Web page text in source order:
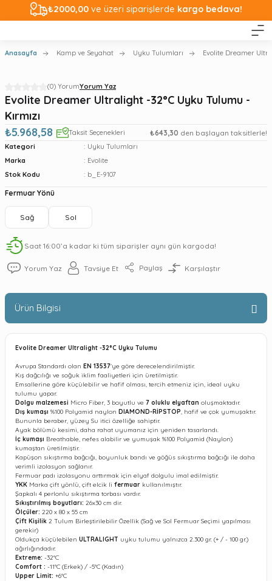
₺2000,00 ve üzeri siparişlerde kargo bedava!
Anasayfa Kamp ve Seyahat Uyku Tulumları Evolite Dreamer
(0) YorumYorum Yaz
Evolite Dreamer Ultralight -32°C Uyku Tulumu -
Kırmızı
₺5.968,58
Taksit Seçenekleri ₺643,30 den başlayan taksitlerle!
Kategori
Uyku Tulumları
Marka
Evolite
Stok Kodu
b_E-9107
Fermuar Yönü
Sağ Sol
Saat 16:00’a kadar ki tüm siparişler aynı gün kargoda!
Yorum Yaz Tavsiye Et Paylaş Karşılaştır
Ürün Bilgisi
Evolite Dreamer Ultralight -32°C Uyku Tulumu
Avrupa Standardı olan EN 13537'ye göre derecelendirilmiştir.
Kış dağcılığı ve soğuk iklim faaliyetleri için üretilmiştir.
Emsallerine göre küçülebilir ve hafif olması, tercih etmeniz için, ideal uyku
tulumu yapar.
Dolgu malzemesi Micro Fiber, 3 boyutlu ve 7 oluklu elyaftan oluşmaktadır.
Dış kumaşı %100 Polyamid naylon DIAMOND-RİPSTOP, hafif ve çok yumuşaktır.
Bununla beraber, yüzey Su itici özelliğe sahiptir.
Ayak bölümü kesimi, daha rahat uyumanız için yeniden tasarlandı.
İç kumaşı Breathable, nefes alabilir ve yumuşak %100 Polyamid (Naylon)
kumaştan üretilmiştir.
Kapüşon sıkıştırma bağcığı, boyunluk bandı ve göğüs sıkıştırma bağcığı ile daha
verimli izolasyon sağlanır.
Fermuar padı izolasyonu arttırmak için elyaf dolgulu imal edilmiştir.
YKK Marka çift yönlü, çift elcik li fermuar kullanılmıştır.
Şapkalı 4 perlonlu sıkıştırma torbası vardır.
Sıkıştırılmış boyutları: 26x30 cm dir.
Ölçüler: 220 x 80 x 55 cm
Çift Kişilik 2 Tulum Birleştirilebilir Özellik (Sağ ve Sol Fermuar Seçimi yapılması
gerekir)
Oldukça küçülebilen ULTRALIGHT uyku tulumu yalnızca 2.300 gr. (+ / - 100 gr.)
ağırlığındadır.
Extreme: -32°C
Comfort : -11°C (Erkek) / -5°C (Kadın)
Upper Limit: +6°C